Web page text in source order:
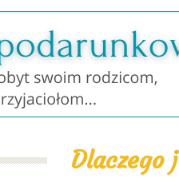
Dlaczego